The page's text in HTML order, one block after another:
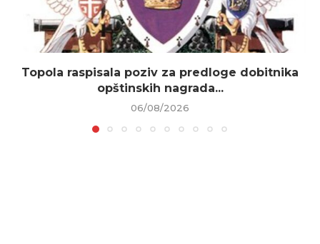
Topola raspisala poziv za predloge dobitnika
opštinskih nagrada...
06/08/2026